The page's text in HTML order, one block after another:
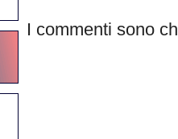
I commenti sono